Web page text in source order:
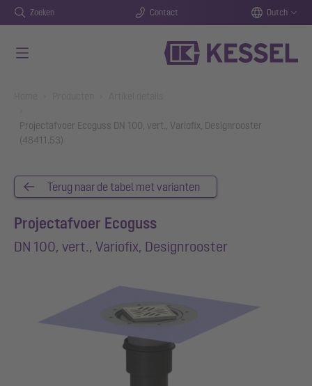
Zoeken Contact Dutch
Projectafvoer Ecoguss DN 100, vert., Variofix, Designrooster
(48411.53)
Terug naar de tabel met varianten
Projectafvoer Ecoguss
DN 100, vert., Variofix, Designrooster